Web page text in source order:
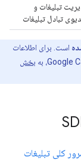
تبلیغات و
تبادل تبلیغات
برای اطلاعات
بخش
تبلیغات